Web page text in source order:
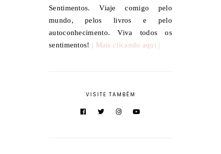
Sentimentos. Viaje comigo pelo
mundo, pelos livros e pelo
autoconhecimento. Viva todos os
sentimentos! | Mais clicando aqui |
VISITE TAMBÉM